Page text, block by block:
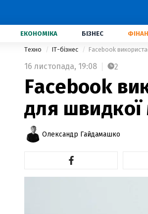
ЕКОНОМІКА БІЗНЕС
Техно IT-бізнес Facebook
16 листопада, 19:08 2
Facebook
для швидкої
Олександр Гайдамашко